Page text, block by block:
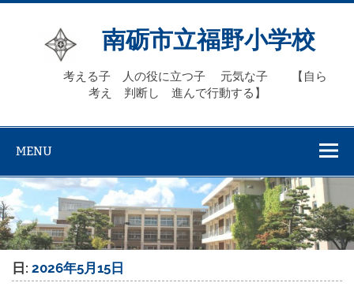
Skip
南砺市立福野小学校
考える子 人の役に立つ子 元気な子 【自ら
考え 判断し 進んで行動する】
MENU
日:2026年5月15日